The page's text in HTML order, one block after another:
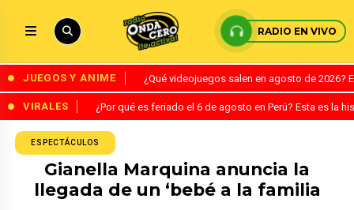
RADIO EN VIVO
JUEGOS Y ANIME ¿Qué videojuegos salen en agosto de
VIRALES ¿Por qué es feriado el 6 de agosto en Perú? Esta es la
ESPECTÁCULOS
Gianella Marquina anuncia la
llegada de un ‘bebé a la familia